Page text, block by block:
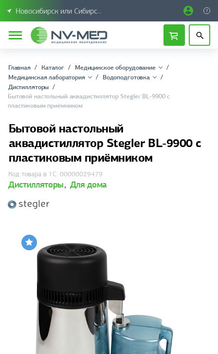
Новосибирск или Сибирский федеральный округ
Главная Каталог
Медицинское оборудование
Медицинская лаборатория
Водоподготовка
Дистилляторы
Бытовой настольный аквадистиллятор Stegler BL-9900 c
пластиковым приёмником
Бытовой настольный
аквадистиллятор Stegler BL-9900 c
пластиковым приёмником
Код товара в 1С: 00000029479
Дистилляторы, Для дома